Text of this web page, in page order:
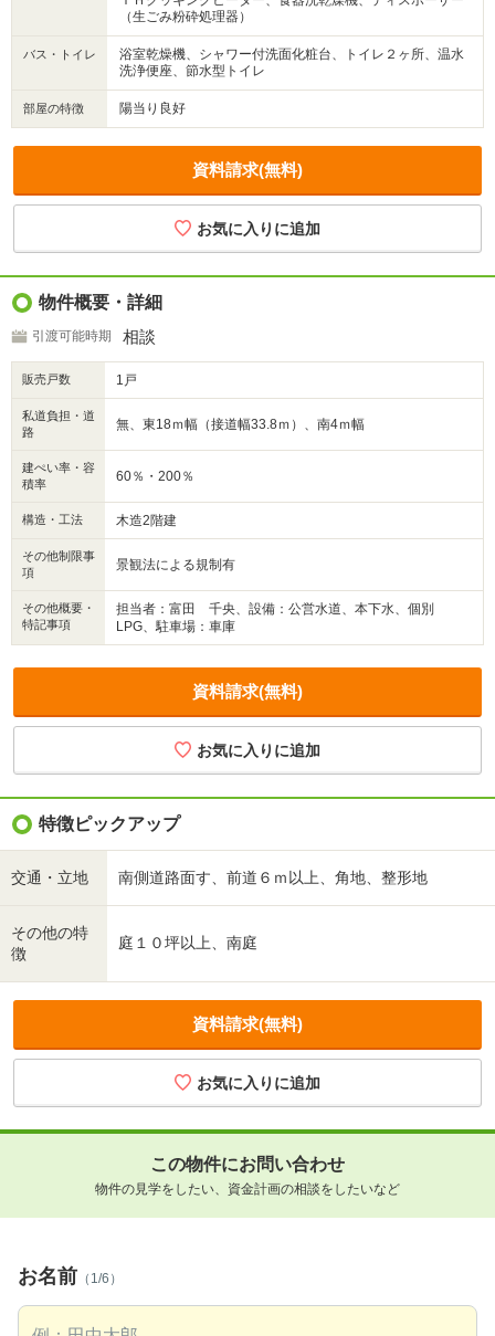
（生ごみ粉砕処理器）
バス・トイレ
浴室乾燥機、シャワー付洗面化粧台、トイレ２ヶ所、温水
洗浄便座、節水型トイレ
部屋の特徴 陽当り良好
資料請求(無料)
物件概要・詳細
引渡可能時期 相談
販売戸数 1戸
私道負担・道
路
無、東18ｍ幅（接道幅33.8ｍ）、南4ｍ幅
建ぺい率・容
積率
60％・200％
構造・工法 木造2階建
その他制限事
項
景観法による規制有
その他概要・
特記事項
担当者：富田 千央、設備：公営水道、本下水、個別
LPG、駐車場：車庫
資料請求(無料)
特徴ピックアップ
交通・立地 南側道路面す、前道６ｍ以上、角地、整形地
その他の特
徴
庭１０坪以上、南庭
資料請求(無料)
この物件にお問い合わせ
物件の見学をしたい、資金計画の相談をしたいなど
お名前 （1/6）